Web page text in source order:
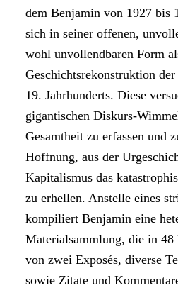
dem Benjamin von 1927 bis
sich in seiner offenen,
wohl unvollendbaren Form
Geschichtsrekonstruktion
19. Jahrhunderts. Diese
gigantischen Diskurs-
Gesamtheit zu erfassen und
Hoffnung, aus der
Kapitalismus das
zu erhellen. Anstelle eines
kompiliert Benjamin eine
Materialsammlung, die in
von zwei Exposés, diverse
sowie Zitate und